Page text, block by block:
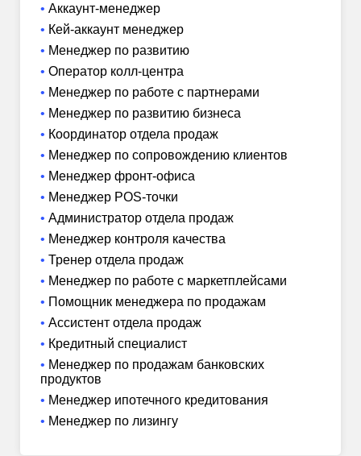
Аккаунт-менеджер
Кей-аккаунт менеджер
Менеджер по развитию
Оператор колл-центра
Менеджер по работе с партнерами
Менеджер по развитию бизнеса
Координатор отдела продаж
Менеджер по сопровождению клиентов
Менеджер фронт-офиса
Менеджер POS-точки
Администратор отдела продаж
Менеджер контроля качества
Тренер отдела продаж
Менеджер по работе с маркетплейсами
Помощник менеджера по продажам
Ассистент отдела продаж
Кредитный специалист
Менеджер по продажам банковских
продуктов
Менеджер ипотечного кредитования
Менеджер по лизингу